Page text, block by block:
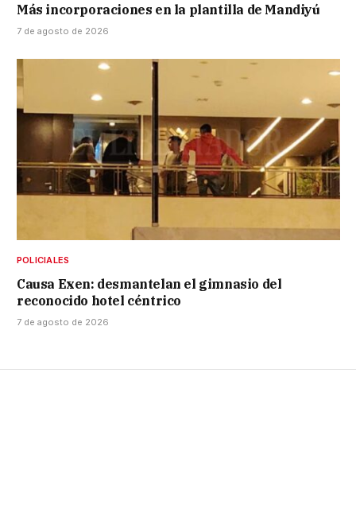
Más incorporaciones en la plantilla de Mandiyú
7 de agosto de 2026
POLICIALES
Causa Exen: desmantelan el gimnasio del
reconocido hotel céntrico
7 de agosto de 2026